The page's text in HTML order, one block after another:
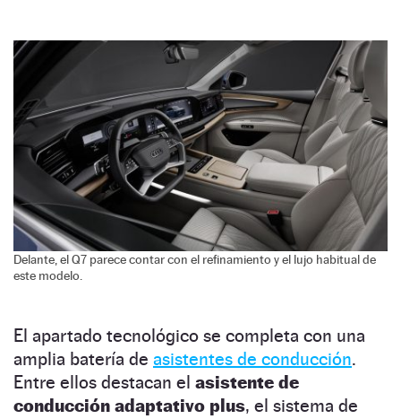
Delante, el Q7 parece contar con el refinamiento y el lujo habitual de
este modelo.
El apartado tecnológico se completa con una
amplia batería de asistentes de conducción.
Entre ellos destacan el asistente de
conducción adaptativo plus, el sistema de